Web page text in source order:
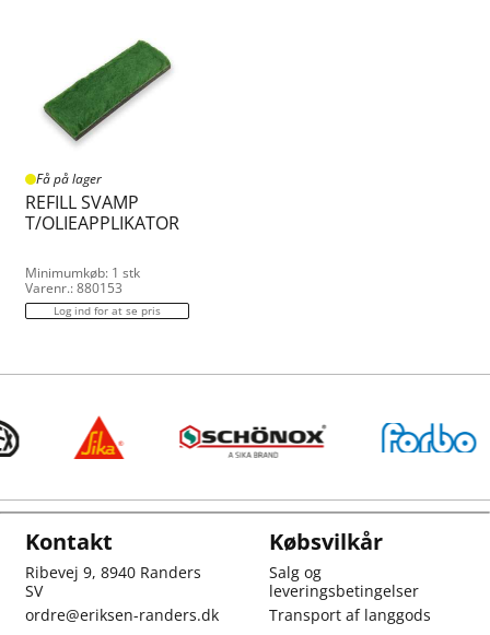
Få på lager
REFILL SVAMP
T/OLIEAPPLIKATOR
Minimumkøb: 1 stk
Varenr.: 880153
Log ind for at se pris
Kontakt
Ribevej 9, 8940 Randers
SV
ordre@eriksen-randers.dk
Købsvilkår
Salg og
leveringsbetingelser
Transport af langgods